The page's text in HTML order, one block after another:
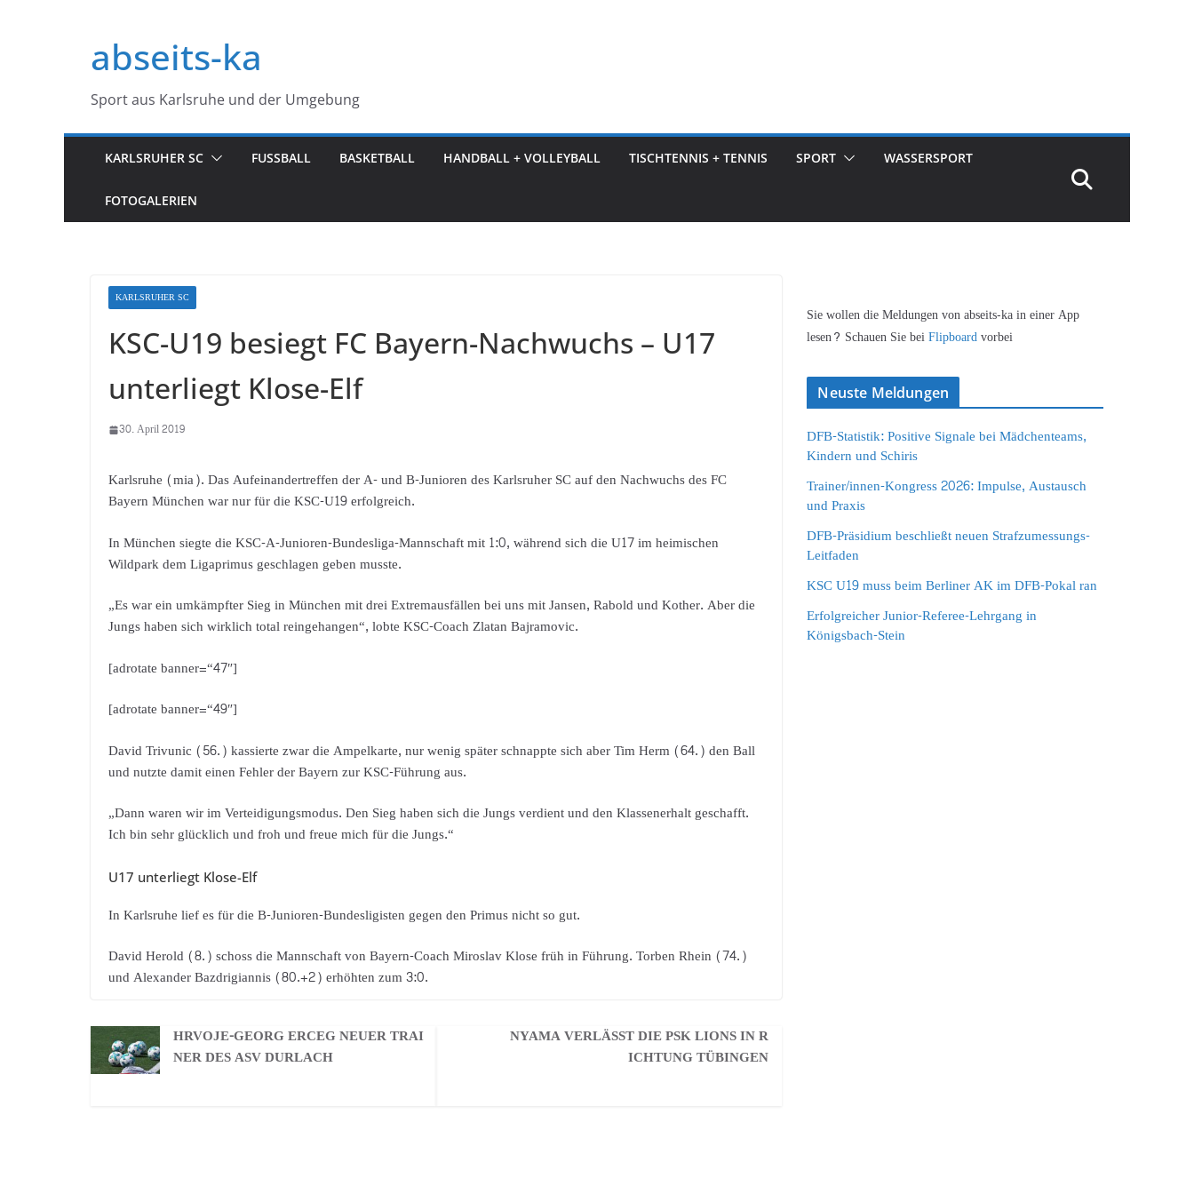
springenabseits-ka
Sport aus Karlsruhe und der Umgebung
KARLSRUHER SC FUSSBALL BASKETBALL HANDBALL + VOLLEYBALL TISCHTENNIS + TENNIS SPORT WASSERSPORT
FOTOGALERIEN
KARLSRUHER SC
KSC-U19 besiegt FC Bayern-Nachwuchs – U17
unterliegt Klose-Elf
30. April 2019
Karlsruhe (mia). Das Aufeinandertreffen der A- und B-Junioren des Karlsruher SC auf den Nachwuchs des FC
Bayern München war nur für die KSC-U19 erfolgreich.
In München siegte die KSC-A-Junioren-Bundesliga-Mannschaft mit 1:0, während sich die U17 im heimischen
Wildpark dem Ligaprimus geschlagen geben musste.
„Es war ein umkämpfter Sieg in München mit drei Extremausfällen bei uns mit Jansen, Rabold und Kother. Aber die
Jungs haben sich wirklich total reingehangen“, lobte KSC-Coach Zlatan Bajramovic.
[adrotate banner=“47″]
[adrotate banner=“49″]
David Trivunic (56.) kassierte zwar die Ampelkarte, nur wenig später schnappte sich aber Tim Herm (64.) den Ball
und nutzte damit einen Fehler der Bayern zur KSC-Führung aus.
„Dann waren wir im Verteidigungsmodus. Den Sieg haben sich die Jungs verdient und den Klassenerhalt geschafft.
Ich bin sehr glücklich und froh und freue mich für die Jungs.“
U17 unterliegt Klose-Elf
In Karlsruhe lief es für die B-Junioren-Bundesligisten gegen den Primus nicht so gut.
David Herold (8.) schoss die Mannschaft von Bayern-Coach Miroslav Klose früh in Führung. Torben Rhein (74.)
und Alexander Bazdrigiannis (80.+2) erhöhten zum 3:0.
HRVOJE-GEORG ERCEG NEUER TRAI
NER DES ASV DURLACH
NYAMA VERLÄSST DIE PSK LIONS IN R
ICHTUNG TÜBINGEN
Sie wollen die Meldungen von abseits-ka in einer App
lesen? Schauen Sie beiFlipboardvorbei
Neuste Meldungen
DFB-Statistik: Positive Signale bei Mädchenteams,
Kindern und Schiris
Trainer/innen-Kongress 2026: Impulse, Austausch
und Praxis
DFB-Präsidium beschließt neuen Strafzumessungs-
Leitfaden
KSC U19 muss beim Berliner AK im DFB-Pokal ran
Erfolgreicher Junior-Referee-Lehrgang in
Königsbach-Stein